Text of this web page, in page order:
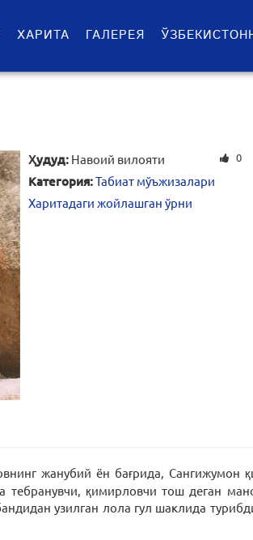
ХАРИТА ГАЛЕРЕЯ
Ҳудуд: Навоий вилояти
Категория:Табиат мўъжизалари
Харитадаги жойлашган ўрни
0
жанубий ён бағрида,
қимирловчи тош деган
узилган лола гул шаклида